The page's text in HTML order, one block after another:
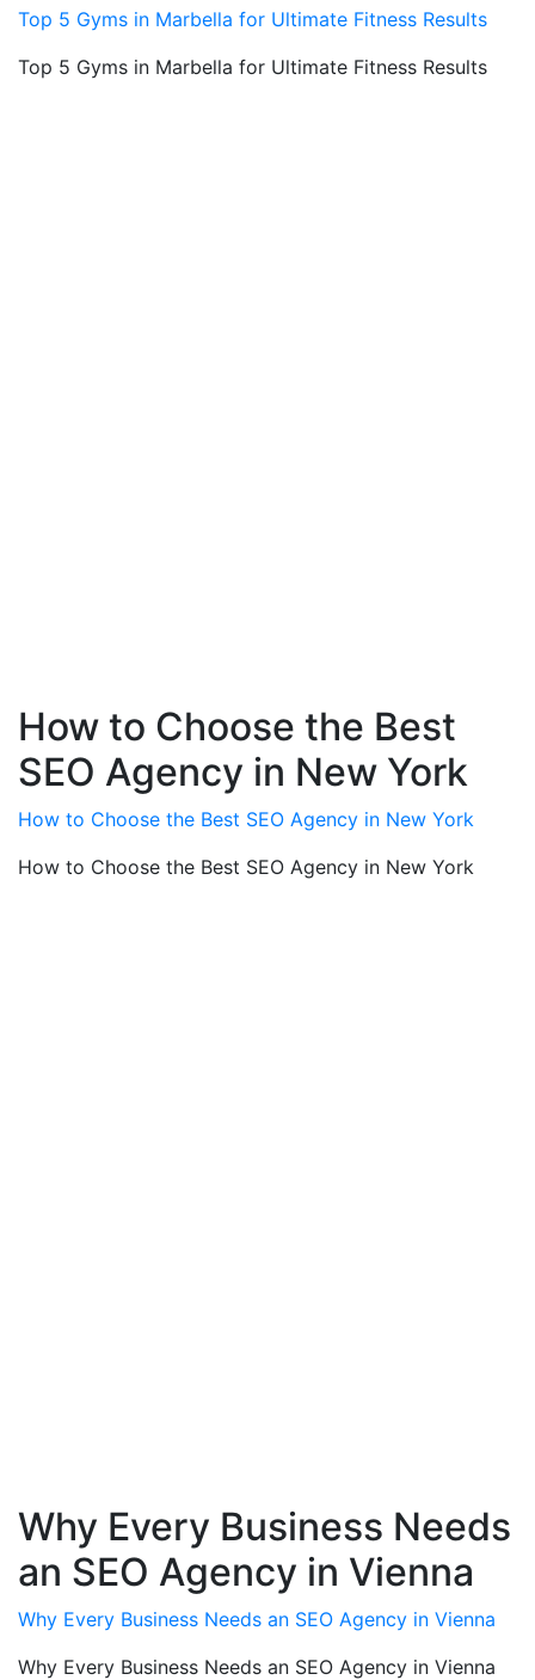
Top 5 Gyms in Marbella for Ultimate Fitness Results
Top 5 Gyms in Marbella for Ultimate Fitness Results
How to Choose the Best
SEO Agency in New York
How to Choose the Best SEO Agency in New York
How to Choose the Best SEO Agency in New York
Why Every Business Needs
an SEO Agency in Vienna
Why Every Business Needs an SEO Agency in Vienna
Why Every Business Needs an SEO Agency in Vienna